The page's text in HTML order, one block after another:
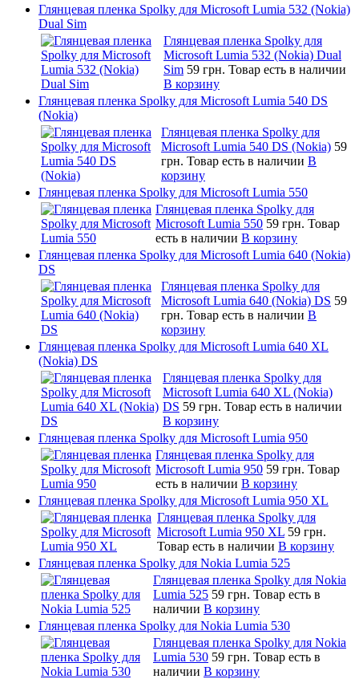
Глянцевая пленка Spolky для Microsoft Lumia 532 (Nokia)
Dual Sim
Глянцевая пленка Spolky для
Microsoft Lumia 532 (Nokia) Dual
Sim 59 грн. Товар есть в наличии
В корзину
Глянцевая пленка Spolky для Microsoft Lumia 540 DS
(Nokia)
Глянцевая пленка Spolky для
Microsoft Lumia 540 DS (Nokia) 59
грн. Товар есть в наличии В
корзину
Глянцевая пленка Spolky для Microsoft Lumia 550
Глянцевая пленка Spolky для
Microsoft Lumia 550 59 грн. Товар
есть в наличии В корзину
Глянцевая пленка Spolky для Microsoft Lumia 640 (Nokia)
DS
Глянцевая пленка Spolky для
Microsoft Lumia 640 (Nokia) DS 59
грн. Товар есть в наличии В
корзину
Глянцевая пленка Spolky для Microsoft Lumia 640 XL
(Nokia) DS
Глянцевая пленка Spolky для
Microsoft Lumia 640 XL (Nokia)
DS 59 грн. Товар есть в наличии
В корзину
Глянцевая пленка Spolky для Microsoft Lumia 950
Глянцевая пленка Spolky для
Microsoft Lumia 950 59 грн. Товар
есть в наличии В корзину
Глянцевая пленка Spolky для Microsoft Lumia 950 XL
Глянцевая пленка Spolky для
Microsoft Lumia 950 XL 59 грн.
Товар есть в наличии В корзину
Глянцевая пленка Spolky для Nokia Lumia 525
Глянцевая пленка Spolky для Nokia
Lumia 525 59 грн. Товар есть в
наличии В корзину
Глянцевая пленка Spolky для Nokia Lumia 530
Глянцевая пленка Spolky для Nokia
Lumia 530 59 грн. Товар есть в
наличии В корзину